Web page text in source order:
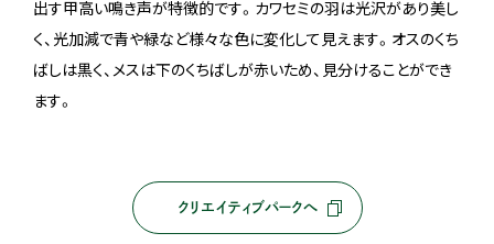
出す甲高い鳴き声が特徴的です。カワセミの羽は光沢があり美し
く、光加減で青や緑など様々な色に変化して見えます。オスのくち
ばしは黒く、メスは下のくちばしが赤いため、見分けることができ
ます。
クリエイティブパークへ